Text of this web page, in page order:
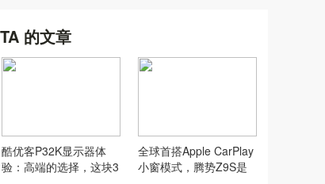
TA 的文章
酷优客P32K显示器体
验：高端的选择，这块3
全球首搭Apple CarPlay
小窗模式，腾势Z9S是